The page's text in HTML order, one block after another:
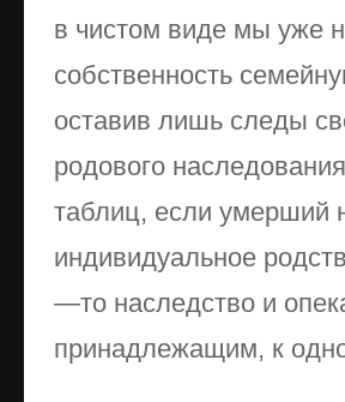
в чистом виде мы уже
собственность
оставив лишь следы
родового
таблиц, если умерший
индивидуальное
—то наследство и
принадлежащим, к